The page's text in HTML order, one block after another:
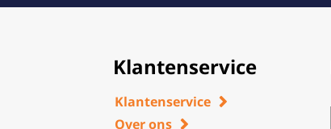
Klantenservice
Klantenservice
Over ons